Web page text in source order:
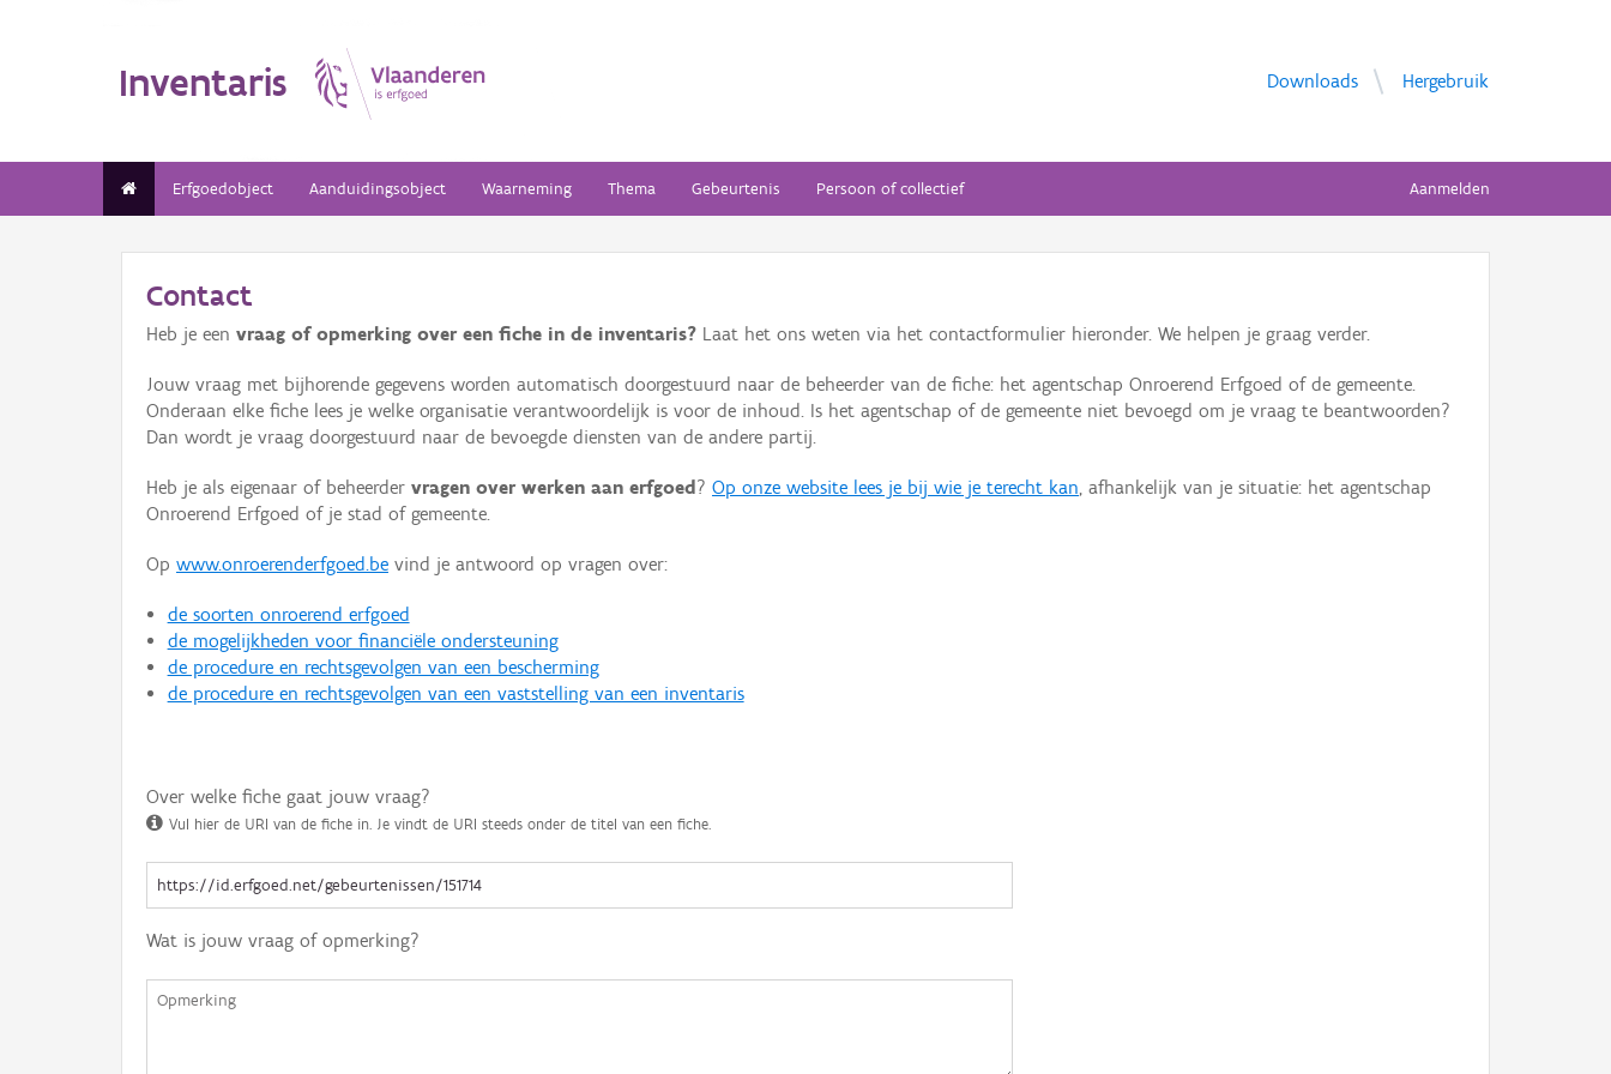
Inventaris Downloads Hergebruik
Erfgoedobject Aanduidingsobject Waarneming Thema Gebeurtenis Persoon of collectief Aanmelden
Contact
Heb je een vraag of opmerking over een fiche in de inventaris? Laat het ons weten via het contactformulier hieronder. We helpen je graag verder.
Jouw vraag met bijhorende gegevens worden automatisch doorgestuurd naar de beheerder van de fiche: het agentschap Onroerend Erfgoed of de gemeente.
Onderaan elke fiche lees je welke organisatie verantwoordelijk is voor de inhoud. Is het agentschap of de gemeente niet bevoegd om je vraag te beantwoorden?
Dan wordt je vraag doorgestuurd naar de bevoegde diensten van de andere partij.
Heb je als eigenaar of beheerder vragen over werken aan erfgoed ? Op onze website lees je bij wie je terecht kan, afhankelijk van je situatie: het agentschap
Onroerend Erfgoed of je stad of gemeente.
Op www.onroerenderfgoed.be vind je antwoord op vragen over:
de soorten onroerend erfgoed
de mogelijkheden voor financiële ondersteuning
de procedure en rechtsgevolgen van een bescherming
de procedure en rechtsgevolgen van een vaststelling van een inventaris
Over welke fiche gaat jouw vraag?
Vul hier de URI van de fiche in. Je vindt de URI steeds onder de titel van een fiche.
Wat is jouw vraag of opmerking?